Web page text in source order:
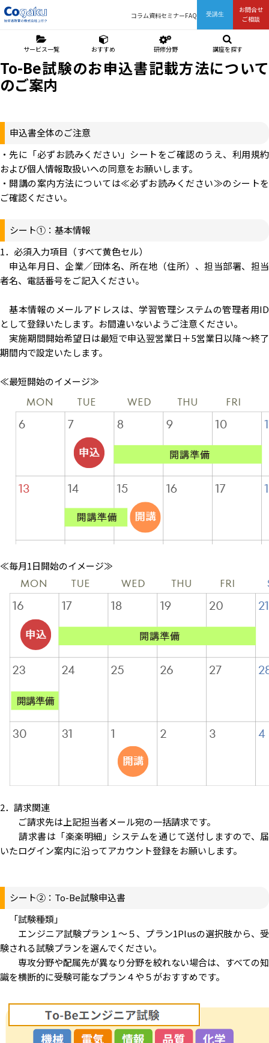
コラム資料セミナーFAQ 受講生
お問合せ
ご相談
サービス一覧 おすすめ 研修分野 講座を探す
To-Be試験のお申込書記載方法について
のご案内
申込書全体のご注意
・先に「必ずお読みください」シートをご確認のうえ、利用規約
および個人情報取扱いへの同意をお願いします。
・開講の案内方法については≪必ずお読みください≫のシートを
ご確認ください。
シート①：基本情報
1．必須入力項目（すべて黄色セル）
申込年月日、企業／団体名、所在地（住所）、担当部署、担当
者名、電話番号をご記入ください。
基本情報のメールアドレスは、学習管理システムの管理者用ID
として登録いたします。お間違いないようご注意ください。
実施期間開始希望日は最短で申込翌営業日＋5営業日以降～終了
期間内で設定いたします。
≪最短開始のイメージ≫
≪毎月1日開始のイメージ≫
2．請求関連
ご請求先は上記担当者メール宛の一括請求です。
請求書は「楽楽明細」システムを通じて送付しますので、届
いたログイン案内に沿ってアカウント登録をお願いします。
シート②：To-Be試験申込書
「試験種類」
エンジニア試験プラン１～５、プラン1Plusの選択肢から、受
験される試験プランを選んでください。
専攻分野や配属先が異なり分野を絞れない場合は、すべての知
識を横断的に受験可能なプラン４や５がおすすめです。